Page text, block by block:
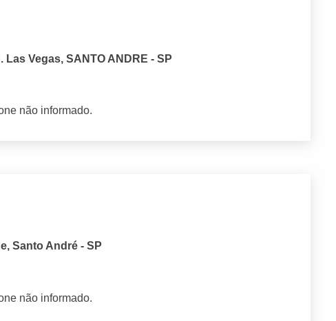
Las Vegas, SANTO ANDRE - SP
não informado.
Santo André - SP
não informado.